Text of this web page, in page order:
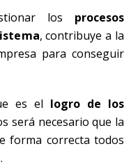
los procesos
, contribuye a la
para conseguir
es el logro de los
será necesario que la
forma correcta todos